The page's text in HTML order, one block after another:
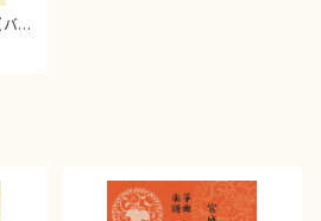
イ
冬